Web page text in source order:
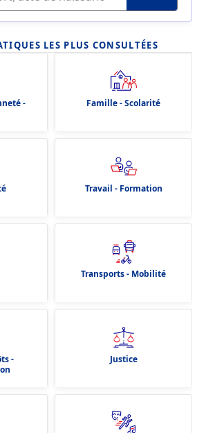
LES PLUS CONSULTÉES
-
Famille - Scolarité
Travail - Formation
Transports - Mobilité
-
Justice